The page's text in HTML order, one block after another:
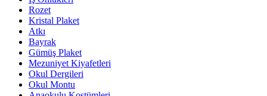
Rozet
Kristal Plaket
Atkı
Bayrak
Gümüş Plaket
Mezuniyet Kiyafetleri
Okul Dergileri
Okul Montu